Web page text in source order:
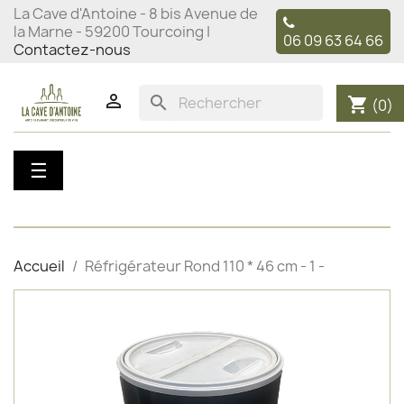
La Cave d'Antoine - 8 bis Avenue de
la Marne - 59200 Tourcoing |
Contactez-nous
06 09 63 64 66
 search shopping_cart (0)
Basculer
la
☰
Accueil Réfrigérateur Rond 110 * 46 cm - 1 -